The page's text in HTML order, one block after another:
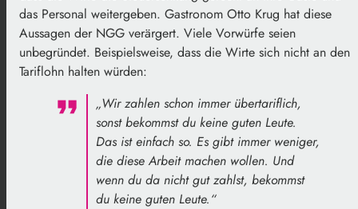
das Personal weitergeben. Gastronom Otto Krug hat diese
Aussagen der NGG verärgert. Viele Vorwürfe seien
unbegründet. Beispielsweise, dass die Wirte sich nicht an den
Tariflohn halten würden:
„Wir zahlen schon immer übertariflich,
sonst bekommst du keine guten Leute.
Das ist einfach so. Es gibt immer weniger,
die diese Arbeit machen wollen. Und
wenn du da nicht gut zahlst, bekommst
du keine guten Leute.“